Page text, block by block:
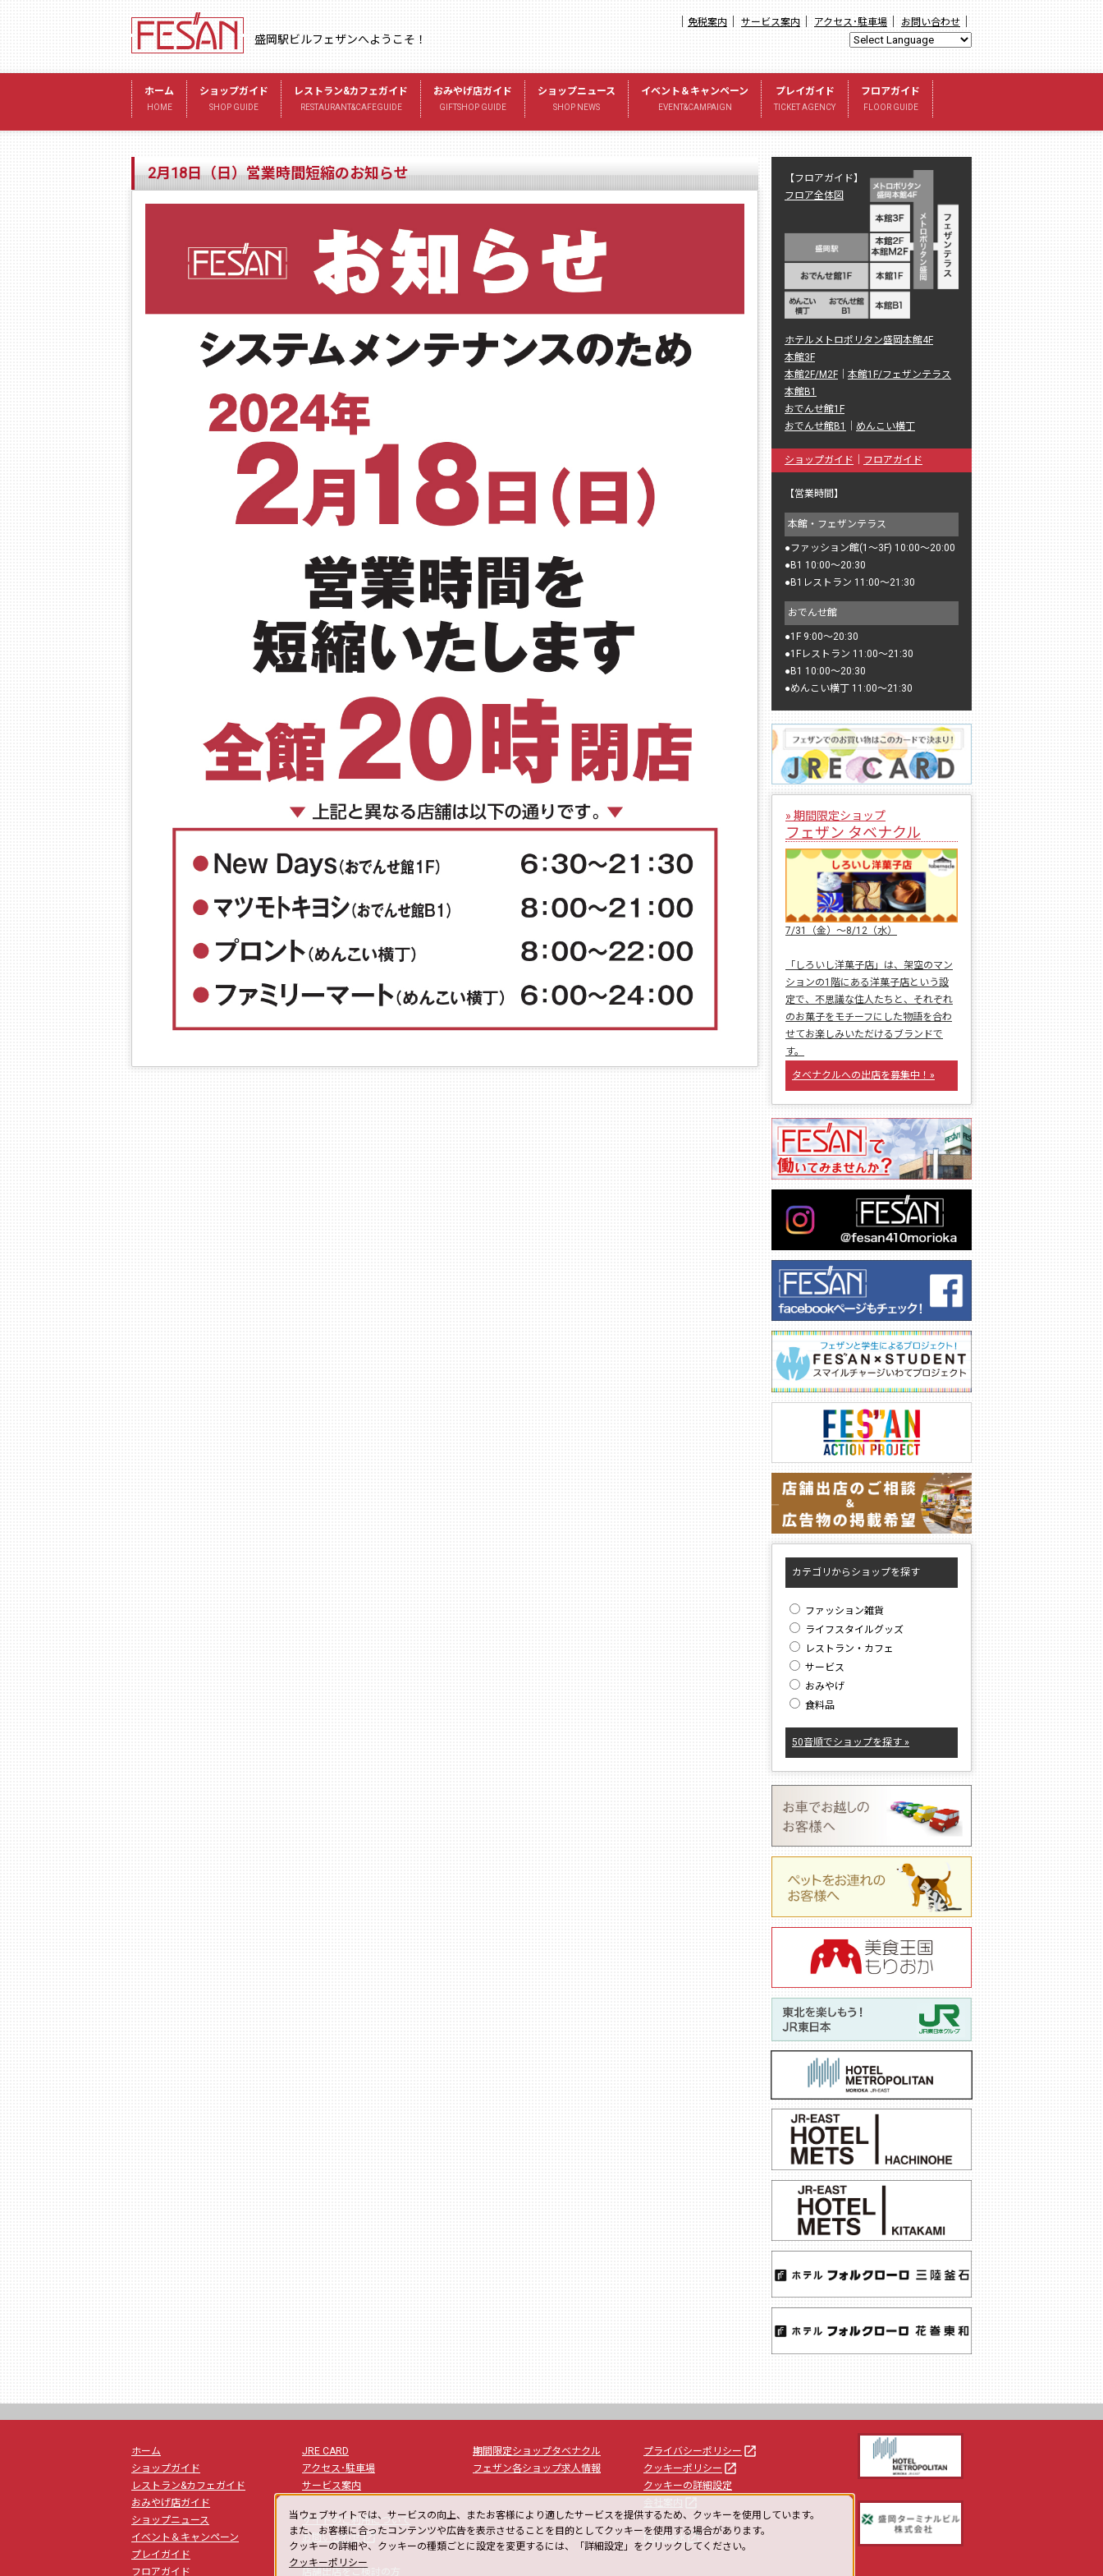
盛岡駅ビルフェザンへようこそ！
免税案内｜ サービス案内｜ アクセス･駐車場｜ お問い合わせ｜
ホーム
HOME
ショップガイド
SHOP GUIDE
レストラン&カフェガイド
RESTAURANT&CAFEGUIDE
おみやげ店ガイド
GIFTSHOP GUIDE
ショップニュース
SHOP NEWS
イベント＆キャンペーン
EVENT&CAMPAIGN
プレイガイド
TICKET AGENCY
フロアガイド
FLOOR GUIDE
2月18日（日）営業時間短縮のお知らせ
ホテルメトロポリタン盛岡本館4F
本館3F
本館2F/M2F
本館1F/フェザンテラス
本館B1
おでんせ館1F
おでんせ館B1
めんこい横丁
【フロアガイド】
フロア全体図
ショップガイド フロアガイド
【営業時間】
本館・フェザンテラス
●ファッション館(1〜3F) 10:00〜20:00
●B1 10:00〜20:30
●B1レストラン 11:00〜21:30
おでんせ館
●1F 9:00〜20:30
●1Fレストラン 11:00〜21:30
●B1 10:00〜20:30
●めんこい横丁 11:00〜21:30
» 期間限定ショップ
フェザン タベナクル
7/31（金）〜8/12（水）
「しろいし洋菓子店」は、架空のマン
ションの1階にある洋菓子店という設
定で、不思議な住人たちと、それぞれ
のお菓子をモチーフにした物語を合わ
せてお楽しみいただけるブランドで
す。
タベナクルへの出店を募集中！»
カテゴリからショップを探す
ファッション雑貨
ライフスタイルグッズ
レストラン・カフェ
サービス
おみやげ
食料品
50音順でショップを探す »
ホーム
ショップガイド
レストラン&カフェガイド
おみやげ店ガイド
ショップニュース
イベント＆キャンペーン
プレイガイド
フロアガイド
JRE CARD
アクセス･駐車場
サービス案内
サイトのご利用について
お問い合わせlaunch
店舗出店をご検討の方
期間限定ショップタベナクル
フェザン各ショップ求人情報
プライバシーポリシー launch
クッキーポリシー launch
クッキーの詳細設定
facebook launch
当ウェブサイトでは、サービスの向上、またお客様により適したサービスを提供するため、クッキーを使用しています。
また、お客様に合ったコンテンツや広告を表示させることを目的としてクッキーを使用する場合があります。
クッキーの詳細や、クッキーの種類ごとに設定を変更するには、「詳細設定」をクリックしてください。
クッキーポリシー